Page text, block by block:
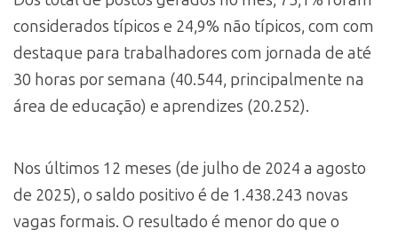
considerados típicos e 24,9% não típicos, com com
destaque para trabalhadores com jornada de até
30 horas por semana (40.544, principalmente na
área de educação) e aprendizes (20.252).
Nos últimos 12 meses (de julho de 2024 a agosto
de 2025), o saldo positivo é de 1.438.243 novas
vagas formais. O resultado é menor do que o